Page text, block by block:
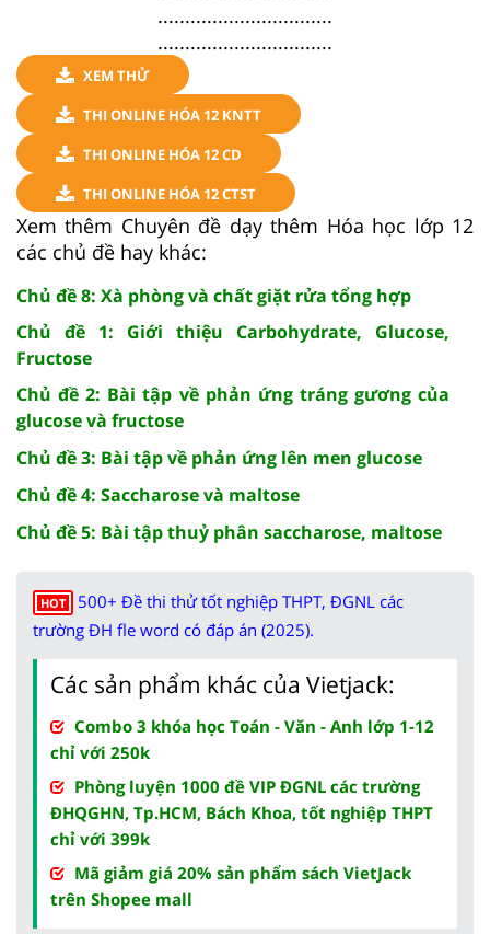
................................
................................
XEM THỬ
THI ONLINE HÓA 12 KNTT
THI ONLINE HÓA 12 CD
THI ONLINE HÓA 12 CTST
Xem thêm Chuyên đề dạy thêm Hóa học lớp 12
các chủ đề hay khác:
Chủ đề 8: Xà phòng và chất giặt rửa tổng hợp
Chủ đề 1: Giới thiệu Carbohydrate, Glucose,
Fructose
Chủ đề 2: Bài tập về phản ứng tráng gương của
glucose và fructose
Chủ đề 3: Bài tập về phản ứng lên men glucose
Chủ đề 4: Saccharose và maltose
Chủ đề 5: Bài tập thuỷ phân saccharose, maltose
HOT
500+ Đề thi thử tốt nghiệp THPT, ĐGNL các
trường ĐH fle word có đáp án (2025).
Các sản phẩm khác của Vietjack:
Combo 3 khóa học Toán - Văn - Anh lớp 1-12
chỉ với 250k
Phòng luyện 1000 đề VIP ĐGNL các trường
ĐHQGHN, Tp.HCM, Bách Khoa, tốt nghiệp THPT
chỉ với 399k
Mã giảm giá 20% sản phẩm sách VietJack
trên Shopee mall